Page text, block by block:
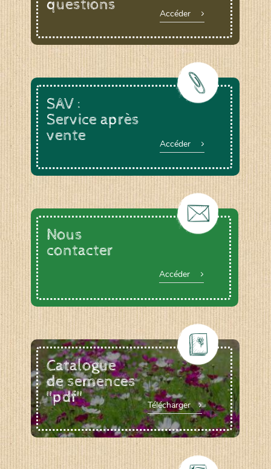
questions Accéder
SAV :
Service après
vente
Accéder
Nous
contacter
Accéder
Catalogue
de semences
"pdf"
Télécharger